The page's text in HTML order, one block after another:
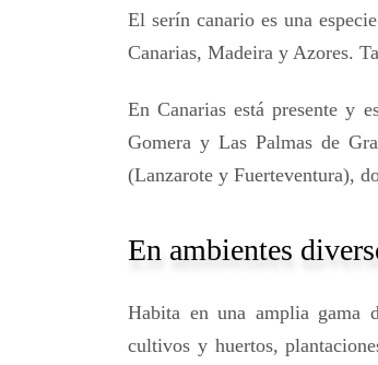
El serín canario es una
Canarias, Madeira y Azores.
En Canarias está presente y
Gomera y Las Palmas de
(Lanzarote y Fuerteventura),
En ambientes
Habita en una amplia gama
cultivos y huertos,